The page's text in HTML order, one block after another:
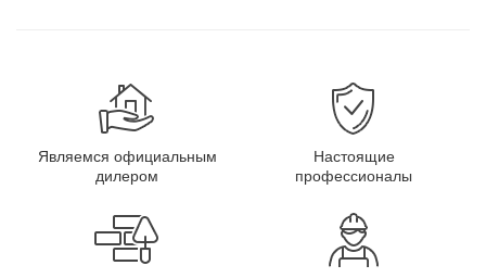
Являемся официальным
дилером
Настоящие
профессионалы